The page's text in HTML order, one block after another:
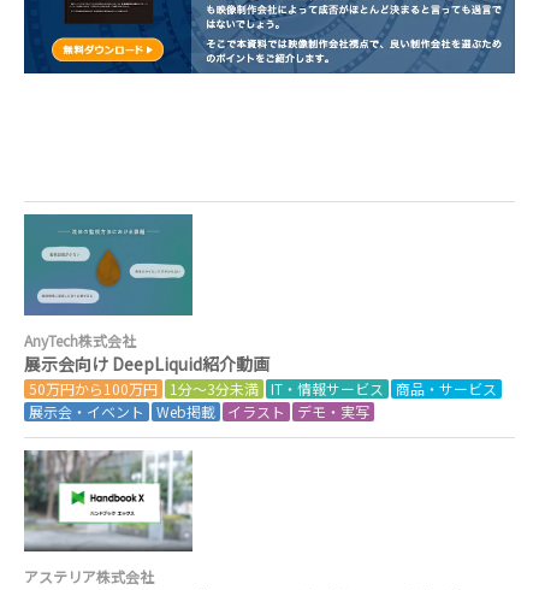
AnyTech株式会社
展示会向け DeepLiquid紹介動画
50万円から100万円 1分～3分未満 IT・情報サービス
商品・サービス
展示会・イベント
Web掲載 イラスト デモ・実写
アステリア株式会社